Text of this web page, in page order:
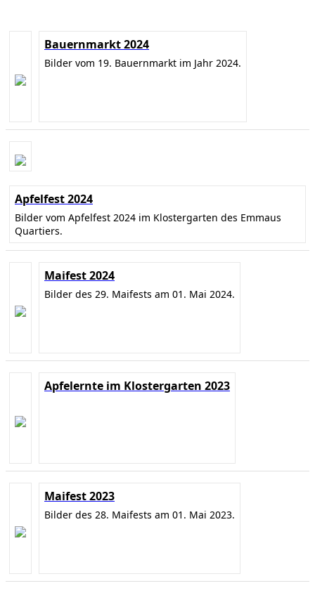
Bauernmarkt 2024
Bilder vom 19. Bauernmarkt im Jahr 2024.
Apfelfest 2024
Bilder vom Apfelfest 2024 im Klostergarten des Emmaus
Quartiers.
Maifest 2024
Bilder des 29. Maifests am 01. Mai 2024.
Apfelernte im Klostergarten 2023
Maifest 2023
Bilder des 28. Maifests am 01. Mai 2023.